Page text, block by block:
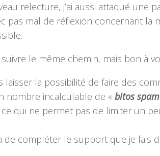
relecture, j’ai aussi attaqué
pas mal de réflexion concernant la
le même chemin, mais bon à
laisser la possibilité de faire des
nombre incalculable de « bitos
qui ne permet pas de limiter un
de compléter le support que je fais